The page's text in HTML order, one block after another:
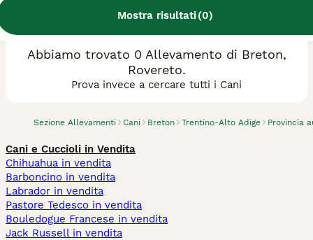
Mostra risultati(0)
Sezione Allevamenti Cani Breton Trentino-Alto Adige Provincia
Abbiamo trovato 0 Allevamento di Breton,
Rovereto.
Prova invece a cercare tutti i Cani
Cani e Cuccioli in Vendita
Chihuahua in vendita
Barboncino in vendita
Labrador in vendita
Pastore Tedesco in vendita
Bouledogue Francese in vendita
Jack Russell in vendita